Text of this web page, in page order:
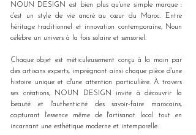
NOUN DESIGN est bien plus qu'une simple marque :
c'est un style de vie ancré au cœur du Maroc. Entre
héritage traditionnel et innovation contemporaine, Noun
célèbre un univers à la fois solaire et sensoriel.
Chaque objet est méticuleusement conçu à la main par
des artisans experts, imprégnant ainsi chaque pièce d'une
histoire unique et d'une attention particulière. À travers
ses créations, NOUN DESIGN invite à découvrir la
beauté et l'authenticité des savoir-faire marocains,
capturant l'essence même de l'artisanat local tout en
incarnant une esthétique moderne et intemporelle.